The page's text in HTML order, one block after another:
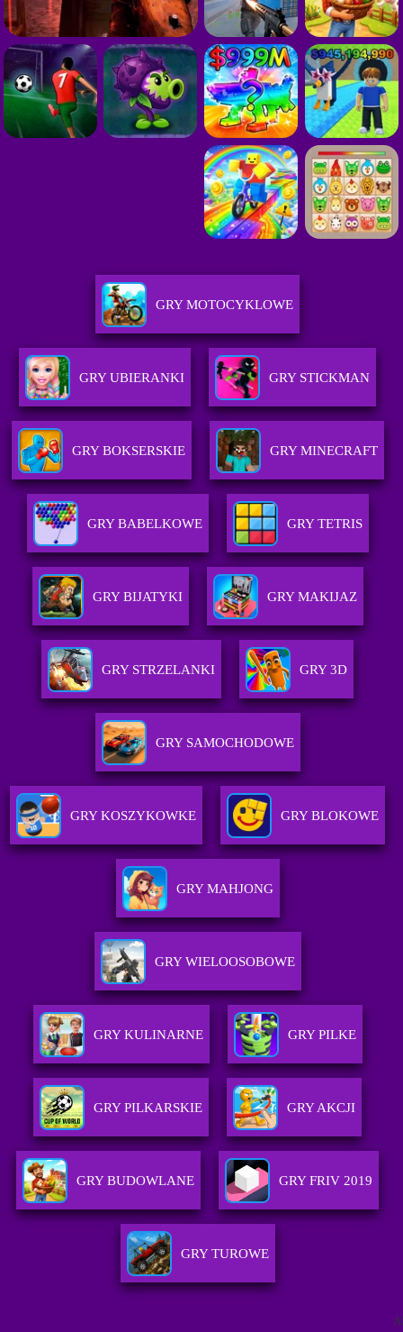
GRY MOTOCYKLOWE
GRY UBIERANKI GRY STICKMAN
GRY BOKSERSKIE GRY MINECRAFT
GRY BABELKOWE GRY TETRIS
GRY BIJATYKI GRY MAKIJAZ
GRY STRZELANKI GRY 3D
GRY SAMOCHODOWE
GRY KOSZYKOWKE GRY BLOKOWE
GRY MAHJONG
GRY WIELOOSOBOWE
GRY KULINARNE GRY PILKE
GRY PILKARSKIE GRY AKCJI
GRY BUDOWLANE GRY FRIV 2019
GRY TUROWE